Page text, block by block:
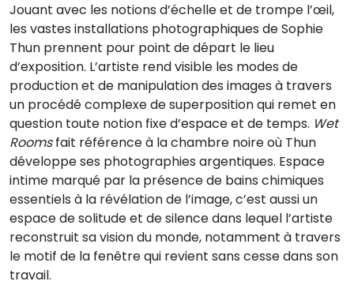
Jouant avec les notions d’échelle et de trompe l’œil,
les vastes installations photographiques de Sophie
Thun prennent pour point de départ le lieu
d’exposition. L’artiste rend visible les modes de
production et de manipulation des images à travers
un procédé complexe de superposition qui remet en
question toute notion fixe d’espace et de temps. Wet
Roomsfait référence à la chambre noire où Thun
développe ses photographies argentiques. Espace
intime marqué par la présence de bains chimiques
essentiels à la révélation de l’image, c’est aussi un
espace de solitude et de silence dans lequel l’artiste
reconstruit sa vision du monde, notamment à travers
le motif de la fenêtre qui revient sans cesse dans son
travail.